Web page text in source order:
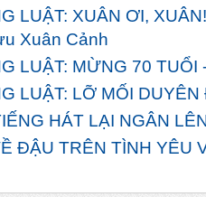
LUẬT: XUÂN ƠI,
Xuân Cảnh
LUẬT: MỪNG 70 TUỔI
LUẬT: LỠ MỐI
HÁT LẠI NGÂN
ĐẬU TRÊN TÌNH YÊU